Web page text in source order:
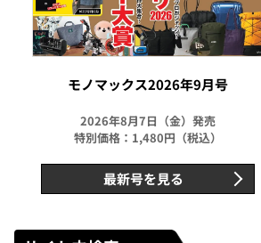
モノマックス2026年9月号
2026年8月7日（金）発売
特別価格：1,480円（税込）
最新号を見る